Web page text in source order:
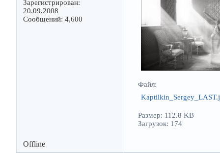
Зарегистрирован:
20.09.2008
Сообщений: 4,600
Файл:
Размер: 112.8 KB
Загрузок: 174
Offline